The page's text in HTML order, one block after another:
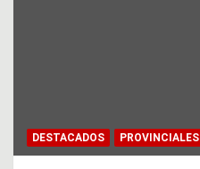
DESTACADOS PROVINCIALES